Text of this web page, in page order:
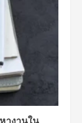
างานใน